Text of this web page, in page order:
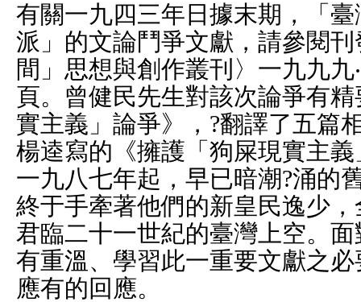
有關一九四三年日據末期，「
派」的文論鬥爭文獻，請參閱
間」思想與創作叢刊〉一九九九
頁。曾健民先生對該次論爭有
實主義」論爭》，?翻譯了五篇
楊逵寫的《擁護「狗屎現實主
一九八七年起，早已暗潮?涌的
終于手牽著他們的新皇民逸少
君臨二十一世紀的臺灣上空。
有重溫、學習此一重要文獻之
應有的回應。